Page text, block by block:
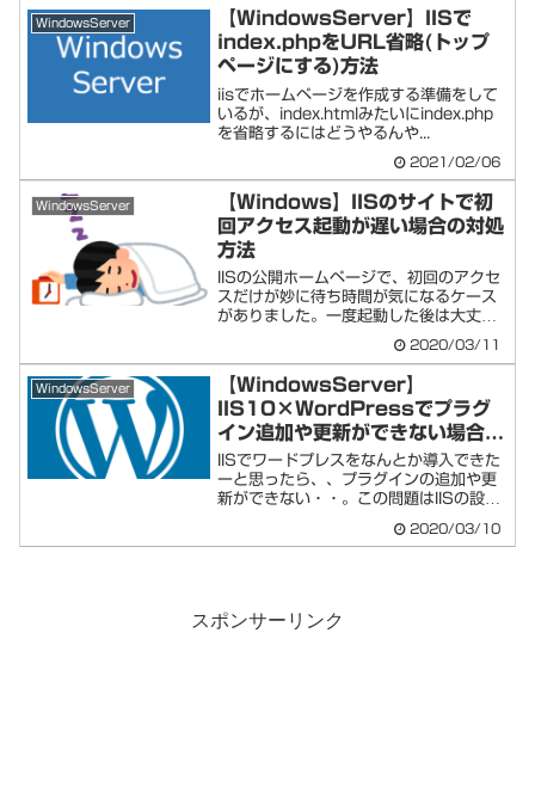
WindowsServer
【WindowsServer】IISで
index.phpをURL省略(トップ
ページにする)方法
iisでホームページを作成する準備をして
いるが、index.htmlみたいにindex.php
を省略するにはどうやるんや...
2021/02/06
WindowsServer
【Windows】IISのサイトで初
回アクセス起動が遅い場合の対処
方法
IISの公開ホームページで、初回のアクセ
スだけが妙に待ち時間が気になるケース
がありました。一度起動した後は大丈夫
2020/03/11
WindowsServer
【WindowsServer】
IIS10×WordPressでプラグ
イン追加や更新ができない場合の
対処方法
IISでワードプレスをなんとか導入できた
ーと思ったら、、プラグインの追加や更
新ができない・・。この問題はIISの設定
2020/03/10
スポンサーリンク